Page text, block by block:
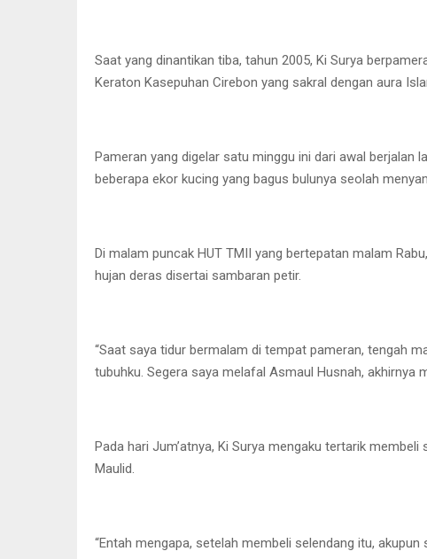
Saat yang dinantikan tiba, tahun 2005, Ki Surya
Keraton Kasepuhan Cirebon yang sakral dengan aura
Pameran yang digelar satu minggu ini dari awal berjalan
beberapa ekor kucing yang bagus bulunya seolah
Di malam puncak HUT TMII yang bertepatan malam
hujan deras disertai sambaran petir.
“Saat saya tidur bermalam di tempat pameran, tengah
tubuhku. Segera saya melafal Asmaul Husnah, akhirnya
Pada hari Jum’atnya, Ki Surya mengaku tertarik
Maulid.
“Entah mengapa, setelah membeli selendang itu,